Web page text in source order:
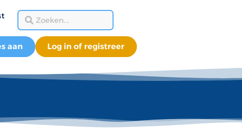
aan Log in of registreer